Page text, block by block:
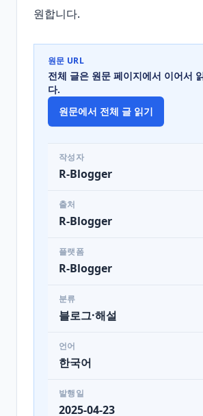
원합니다.
원문 URL
전체 글은 원문 페이지에서 이어서
다.
원문에서 전체 글 읽기
작성자
R-Blogger
출처
R-Blogger
플랫폼
R-Blogger
분류
블로그·해설
언어
한국어
발행일
2025-04-23